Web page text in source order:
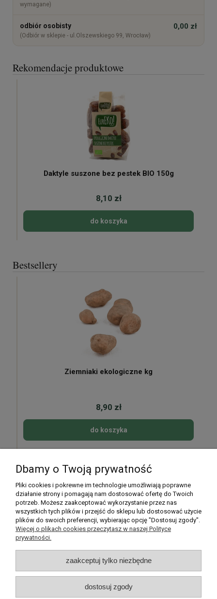
wymagane)
odbiór osobisty
(Odbiór w sklepie - ul.Olszewskiego 99, Wrocław)
0,00 zł
Rekomendacje produktowe
Daktyle suszone bez pestek BIO 150g
8,10 zł
do koszyka
Bestsellery
Ziemniaki ekologiczne kg
8,90 zł
do koszyka
Moje konto
Płatności i dostawa
Informacje
O nas
Dbamy o Twoją prywatność
Pliki cookies i pokrewne im technologie umożliwiają poprawne
działanie strony i pomagają nam dostosować ofertę do Twoich
potrzeb. Możesz zaakceptować wykorzystanie przez nas
wszystkich tych plików i przejść do sklepu lub dostosować użycie
plików do swoich preferencji, wybierając opcję "Dostosuj zgody".
Więcej o plikach cookies przeczytasz w naszej Polityce
prywatności.
zaakceptuj tylko niezbędne
dostosuj zgody